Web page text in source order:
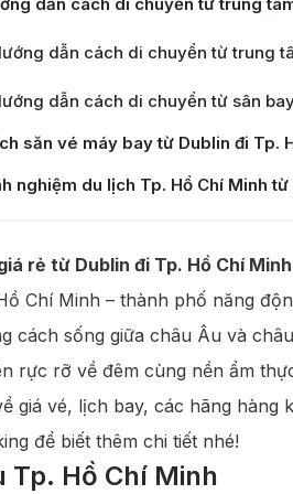
dẫn cách di chuyển từ trung
dẫn cách di chuyển từ sân
săn vé máy bay từ Dublin đi Tp.
nghiệm du lịch Tp. Hồ Chí Minh từ
rẻ từ Dublin đi Tp. Hồ Chí Minh
Chí Minh – thành phố năng
cách sống giữa châu Âu và
rực rỡ về đêm cùng nền ẩm
giá vé, lịch bay, các hãng hàng
để biết thêm chi tiết nhé!
Tp. Hồ Chí Minh